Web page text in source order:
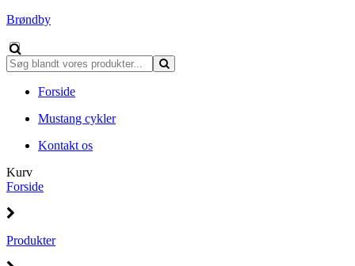
Brøndby
Forside
Mustang cykler
Kontakt os
Kurv
Forside
Produkter